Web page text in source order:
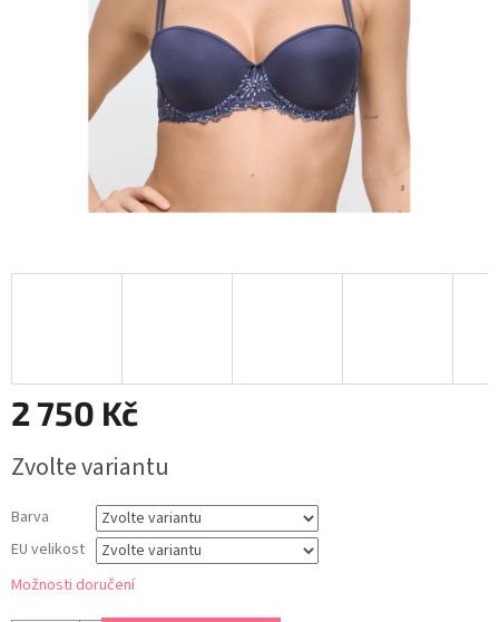
2 750 Kč
cena:
Zvolte variantu
Barva
EU velikost
Možnosti doručení